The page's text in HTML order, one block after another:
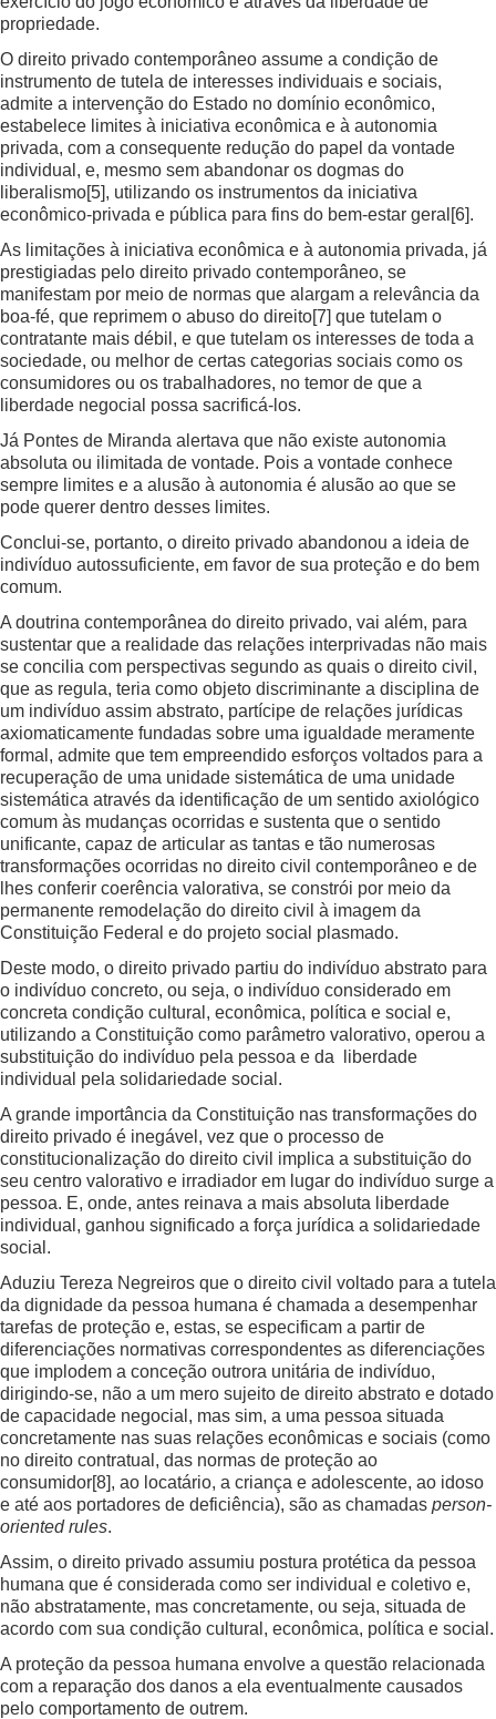
propriedade.
O direito privado contemporâneo assume a condição de
instrumento de tutela de interesses individuais e sociais,
admite a intervenção do Estado no domínio econômico,
estabelece limites à iniciativa econômica e à autonomia
privada, com a consequente redução do papel da vontade
individual, e, mesmo sem abandonar os dogmas do
liberalismo[5], utilizando os instrumentos da iniciativa
econômico-privada e pública para fins do bem-estar geral [6].
As limitações à iniciativa econômica e à autonomia privada, já
prestigiadas pelo direito privado contemporâneo, se
manifestam por meio de normas que alargam a relevância da
boa-fé, que reprimem o abuso do direito[7] que tutelam o
contratante mais débil, e que tutelam os interesses de toda a
sociedade, ou melhor de certas categorias sociais como os
consumidores ou os trabalhadores, no temor de que a
liberdade negocial possa sacrificá-los.
Já Pontes de Miranda alertava que não existe autonomia
absoluta ou ilimitada de vontade. Pois a vontade conhece
sempre limites e a alusão à autonomia é alusão ao que se
pode querer dentro desses limites.
Conclui-se, portanto, o direito privado abandonou a ideia de
indivíduo autossuficiente, em favor de sua proteção e do bem
comum.
A doutrina contemporânea do direito privado, vai além, para
sustentar que a realidade das relações interprivadas não mais
se concilia com perspectivas segundo as quais o direito civil,
que as regula, teria como objeto discriminante a disciplina de
um indivíduo assim abstrato, partícipe de relações jurídicas
axiomaticamente fundadas sobre uma igualdade meramente
formal, admite que tem empreendido esforços voltados para a
recuperação de uma unidade sistemática de uma unidade
sistemática através da identificação de um sentido axiológico
comum às mudanças ocorridas e sustenta que o sentido
unificante, capaz de articular as tantas e tão numerosas
transformações ocorridas no direito civil contemporâneo e de
lhes conferir coerência valorativa, se constrói por meio da
permanente remodelação do direito civil à imagem da
Constituição Federal e do projeto social plasmado.
Deste modo, o direito privado partiu do indivíduo abstrato para
o indivíduo concreto, ou seja, o indivíduo considerado em
concreta condição cultural, econômica, política e social e,
utilizando a Constituição como parâmetro valorativo, operou a
substituição do indivíduo pela pessoa e da liberdade
individual pela solidariedade social.
A grande importância da Constituição nas transformações do
direito privado é inegável, vez que o processo de
constitucionalização do direito civil implica a substituição do
seu centro valorativo e irradiador em lugar do indivíduo surge a
pessoa. E, onde, antes reinava a mais absoluta liberdade
individual, ganhou significado a força jurídica a solidariedade
social.
Aduziu Tereza Negreiros que o direito civil voltado para a tutela
da dignidade da pessoa humana é chamada a desempenhar
tarefas de proteção e, estas, se especificam a partir de
diferenciações normativas correspondentes as diferenciações
que implodem a conceção outrora unitária de indivíduo,
dirigindo-se, não a um mero sujeito de direito abstrato e dotado
de capacidade negocial, mas sim, a uma pessoa situada
concretamente nas suas relações econômicas e sociais (como
no direito contratual, das normas de proteção ao
consumidor[8], ao locatário, a criança e adolescente, ao idoso
e até aos portadores de deficiência), são as chamadas person-
oriented rules.
Assim, o direito privado assumiu postura protética da pessoa
humana que é considerada como ser individual e coletivo e,
não abstratamente, mas concretamente, ou seja, situada de
acordo com sua condição cultural, econômica, política e social.
A proteção da pessoa humana envolve a questão relacionada
com a reparação dos danos a ela eventualmente causados
pelo comportamento de outrem.